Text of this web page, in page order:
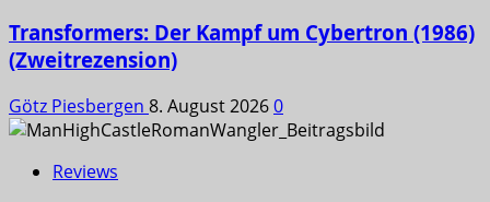
Transformers: Der Kampf um Cybertron (1986)
(Zweitrezension)
Götz Piesbergen 8. August 20260
Reviews